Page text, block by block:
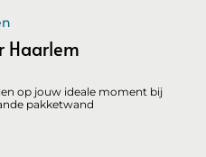
Haarlem
op jouw ideale moment bij
pakketwand